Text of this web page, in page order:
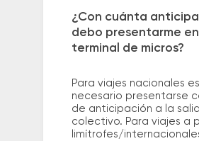
¿Con cuánta
debo presentarme
terminal de micros?
Para viajes nacionales es
necesario presentarse
de anticipación a la
colectivo. Para viajes a
limítrofes/